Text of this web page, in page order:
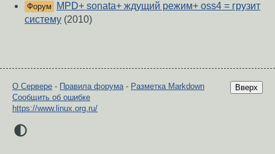
Форум
MPD+ sonata+ ждущий режим+ oss4 = грузит
систему (2010)
Вверх
О Сервере - Правила форума- Разметка Markdown
Сообщить об ошибке
https://www.linux.org.ru/